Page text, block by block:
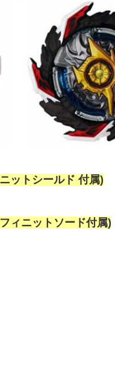
ットシールド 付属)
ィニットソード付属)